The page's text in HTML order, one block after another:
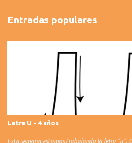
Entradas populares
Letra U - 4 años
Esta semana estamos trabajando la letra "u".